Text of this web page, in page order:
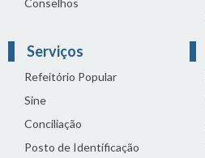
Conselhos
Serviços
Refeitório Popular
Sine
Conciliação
Posto de Identificação